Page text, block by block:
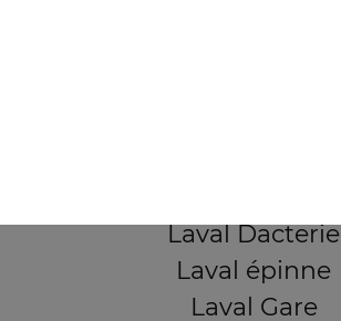
Laval Dacterie
Laval épinne
Laval Gare